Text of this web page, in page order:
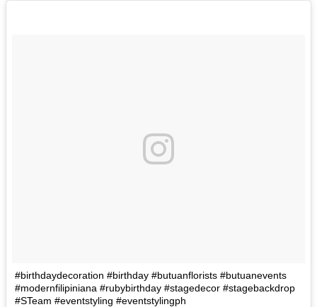
#birthdaydecoration #birthday #butuanflorists #butuanevents
#modernfilipiniana #rubybirthday #stagedecor #stagebackdrop
#STeam #eventstyling #eventstylingph